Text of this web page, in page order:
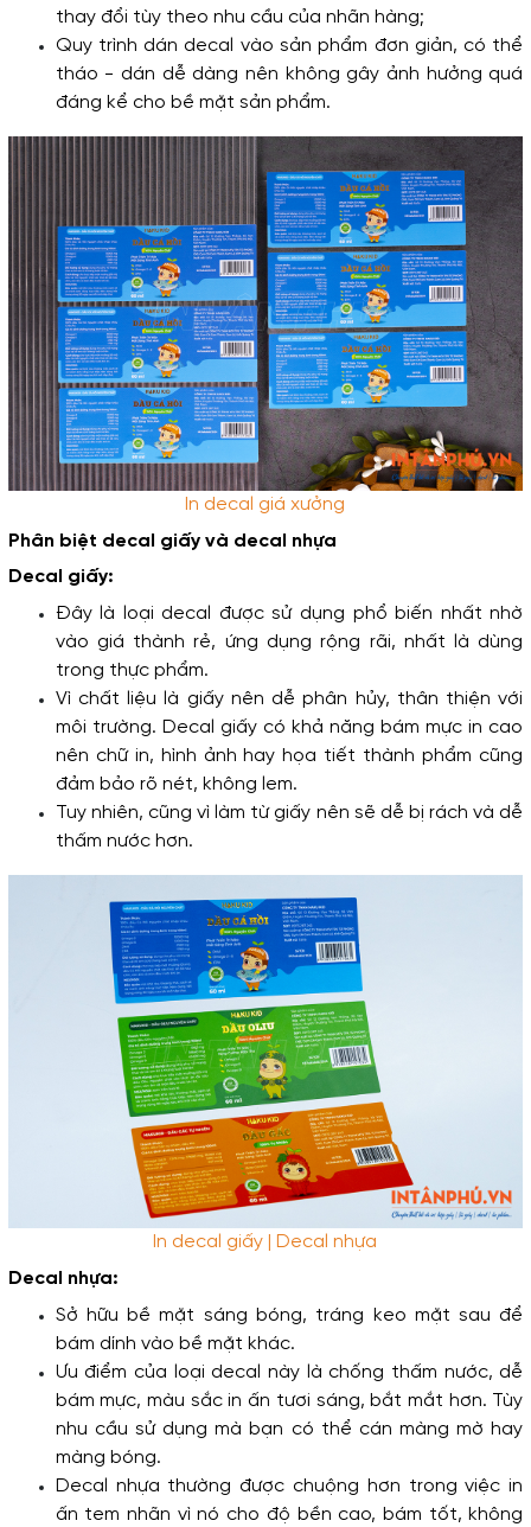
thay đổi tùy theo nhu cầu của nhãn hàng;
Quy trình dán decal vào sản phẩm đơn giản, có thể
tháo - dán dễ dàng nên không gây ảnh hưởng quá
đáng kể cho bề mặt sản phẩm.
In decal giá xưởng
Phân biệt decal giấy và decal nhựa
Decal giấy:
Đây là loại decal được sử dụng phổ biến nhất nhờ
vào giá thành rẻ, ứng dụng rộng rãi, nhất là dùng
trong thực phẩm.
Vì chất liệu là giấy nên dễ phân hủy, thân thiện với
môi trường. Decal giấy có khả năng bám mực in cao
nên chữ in, hình ảnh hay họa tiết thành phẩm cũng
đảm bảo rõ nét, không lem.
Tuy nhiên, cũng vì làm từ giấy nên sẽ dễ bị rách và dễ
thấm nước hơn.
In decal giấy | Decal nhựa
Decal nhựa:
Sở hữu bề mặt sáng bóng, tráng keo mặt sau để
bám dính vào bề mặt khác.
Ưu điểm của loại decal này là chống thấm nước, dễ
bám mực, màu sắc in ấn tươi sáng, bắt mắt hơn. Tùy
nhu cầu sử dụng mà bạn có thể cán màng mờ hay
màng bóng.
Decal nhựa thường được chuộng hơn trong việc in
ấn tem nhãn vì nó cho độ bền cao, bám tốt, không